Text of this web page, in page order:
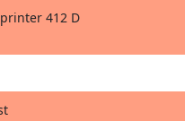
412 D